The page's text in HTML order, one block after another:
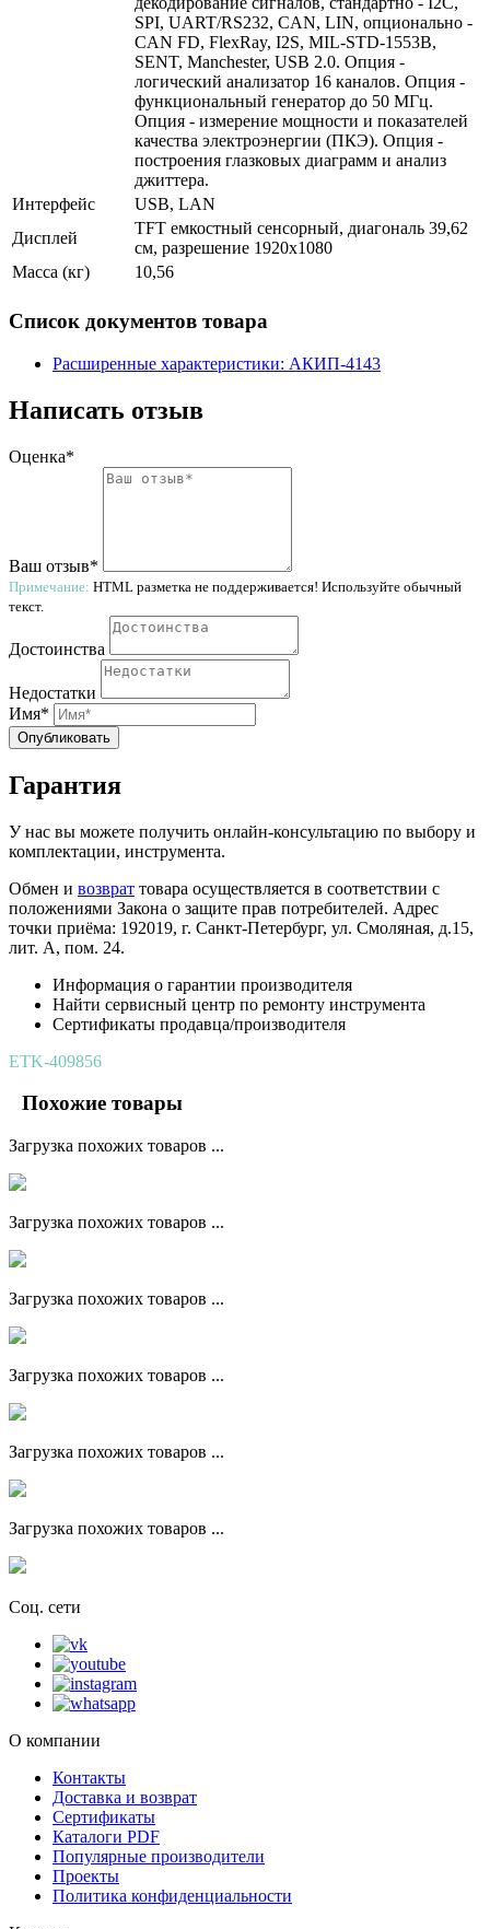
SPI, UART/RS232, CAN, LIN, опционально -
CAN FD, FlexRay, I2S, MIL-STD-1553B,
SENT, Manchester, USB 2.0. Опция -
логический анализатор 16 каналов. Опция -
функциональный генератор до 50 МГц.
Опция - измерение мощности и показателей
качества электроэнергии (ПКЭ). Опция -
построения глазковых диаграмм и анализ
джиттера.
Интерфейс
USB, LAN
Дисплей
TFT емкостный сенсорный, диагональ 39,62
см, разрешение 1920х1080
Масса (кг)
10,56
Список документов товара
Расширенные характеристики: АКИП-4143
Написать отзыв
Оценка*
Ваш отзыв*
Примечание: HTML разметка не поддерживается! Используйте обычный
текст.
Достоинства
Недостатки
Имя*
Опубликовать
Гарантия
У нас вы можете получить онлайн-консультацию по выбору и
комплектации, инструмента.
Обмен и возврат товара осуществляется в соответствии с
положениями Закона о защите прав потребителей. Адрес
точки приёма: 192019, г. Санкт-Петербург, ул. Смоляная, д.15,
лит. А, пом. 24.
Информация о гарантии производителя
Найти сервисный центр по ремонту инструмента
Сертификаты продавца/производителя
ETK-409856
Похожие товары
Загрузка похожих товаров ...
Загрузка похожих товаров ...
Загрузка похожих товаров ...
Загрузка похожих товаров ...
Загрузка похожих товаров ...
Загрузка похожих товаров ...
Соц. сети
О компании
Контакты
Доставка и возврат
Сертификаты
Каталоги PDF
Популярные производители
Проекты
Политика конфиденциальности